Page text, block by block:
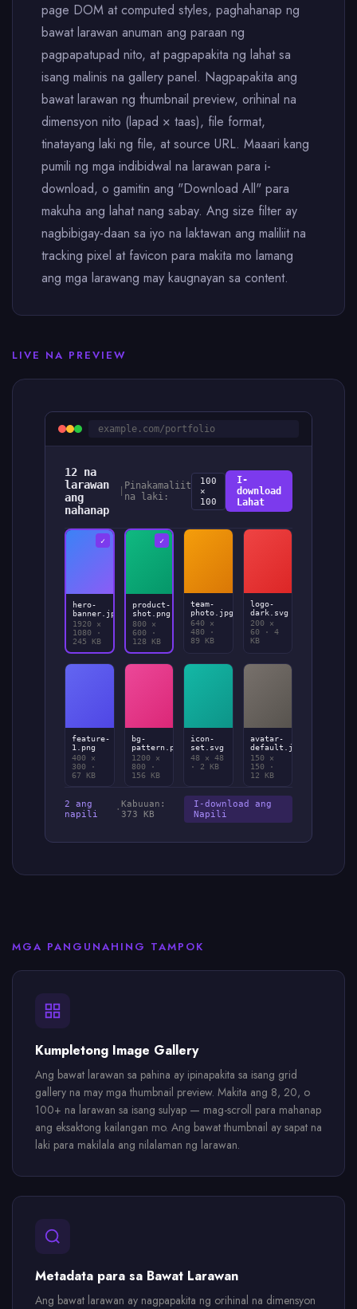
page DOM at computed styles, paghahanap ng
bawat larawan anuman ang paraan ng
pagpapatupad nito, at pagpapakita ng lahat sa
isang malinis na gallery panel. Nagpapakita ang
bawat larawan ng thumbnail preview, orihinal na
dimensyon nito (lapad × taas), file format,
tinatayang laki ng file, at source URL. Maaari kang
pumili ng mga indibidwal na larawan para i-
download, o gamitin ang "Download All" para
makuha ang lahat nang sabay. Ang size filter ay
nagbibigay-daan sa iyo na laktawan ang maliliit na
tracking pixel at favicon para makita mo lamang
ang mga larawang may kaugnayan sa content.
LIVE NA PREVIEW
example.com/portfolio
12 na
larawan
ang
nahanap
Pinakamaliit
na laki:
100
×
100
I-
download
Lahat
✓
hero-
banner.jpg
1920 ×
1080 ·
245 KB
✓
product-
shot.png
800 ×
600 ·
128 KB
team-
photo.jpg
640 ×
480 ·
89 KB
logo-
dark.svg
200 ×
60 · 4
KB
feature-
1.png
400 ×
300 ·
67 KB
bg-
pattern.png
1200 ×
800 ·
156 KB
icon-
set.svg
48 × 48
· 2 KB
avatar-
default.jpg
150 ×
150 ·
12 KB
2 ang
napili
· Kabuuan:
373 KB
I-download ang
Napili
MGA PANGUNAHING TAMPOK
Kumpletong Image Gallery
Ang bawat larawan sa pahina ay ipinapakita sa isang grid
gallery na may mga thumbnail preview. Makita ang 8, 20, o
100+ na larawan sa isang sulyap — mag-scroll para mahanap
ang eksaktong kailangan mo. Ang bawat thumbnail ay sapat na
laki para makilala ang nilalaman ng larawan.
Metadata para sa Bawat Larawan
Ang bawat larawan ay nagpapakita ng orihinal na dimensyon